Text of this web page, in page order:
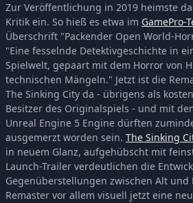
Zur Veröffentlichung in 2019 heimste
Kritik ein. So hieß es etwa im GamePro-
Überschrift "Packender Open World-
"Eine fesselnde Detektivgeschichte in
Spielwelt, gepaart mit dem Horror von
technischen Mängeln." Jetzt ist die
The Sinking City da - übrigens als
Besitzer des Originalspiels - und mit
Unreal Engine 5 Engine dürften
ausgemerzt worden sein. The Sinking
in neuem Glanz, aufgehübscht mit
Launch-Trailer verdeutlichen die
Gegenüberstellungen zwischen Alt und
Remaster vor allem visuell jetzt eine